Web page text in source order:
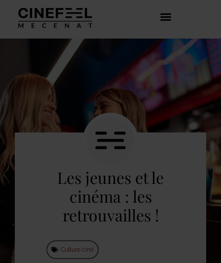
Les jeunes et le
cinéma : les
retrouvailles !
Culture ciné